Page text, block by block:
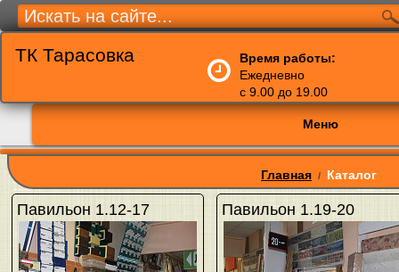
ТК Тарасовка
Время работы:
Ежедневно
с 9.00 до 19.00
Меню
Главная / Каталог
Павильон 1.12-17 Павильон 1.19-20